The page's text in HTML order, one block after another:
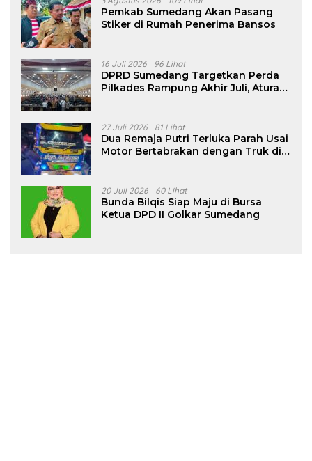
Pemkab Sumedang Akan Pasang
Stiker di Rumah Penerima Bansos
16 Juli 2026 96 Lihat
DPRD Sumedang Targetkan Perda
Pilkades Rampung Akhir Juli, Aturan
27 Juli 2026 81 Lihat
Dua Remaja Putri Terluka Parah Usai
Motor Bertabrakan dengan Truk di
20 Juli 2026 60 Lihat
Bunda Bilqis Siap Maju di Bursa
Ketua DPD II Golkar Sumedang